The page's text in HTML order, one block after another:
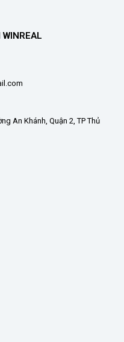
An Khánh, Quận 2, TP Thủ